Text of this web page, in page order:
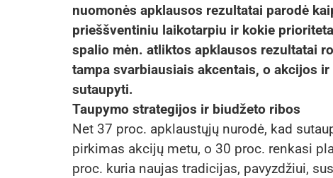
nuomonės apklausos rezultatai parodė
prieššventiniu laikotarpiu ir kokie
spalio mėn. atliktos apklausos rezultatai
tampa svarbiausiais akcentais, o akcijos
sutaupyti.
Taupymo strategijos ir biudžeto ribos
Net 37 proc. apklaustųjų nurodė, kad
pirkimas akcijų metu, o 30 proc. renkasi
proc. kuria naujas tradicijas, pavyzdžiui,